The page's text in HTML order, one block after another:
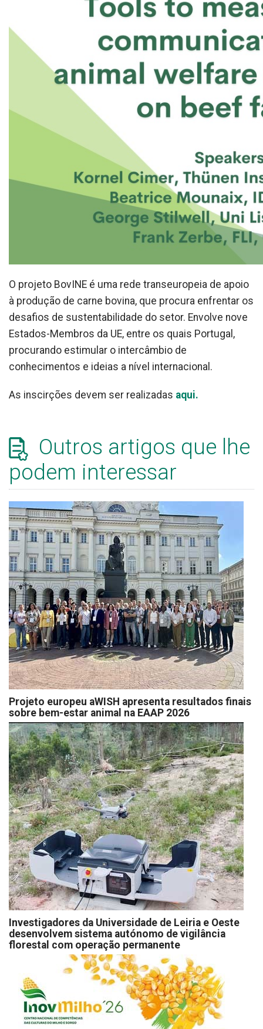
O projeto BovINE é uma rede transeuropeia de apoio
à produção de carne bovina, que procura enfrentar os
desafios de sustentabilidade do setor. Envolve nove
Estados-Membros da UE, entre os quais Portugal,
procurando estimular o intercâmbio de
conhecimentos e ideias a nível internacional.
As inscirções devem ser realizadas aqui.
Outros artigos que lhe
podem interessar
Projeto europeu aWISH apresenta resultados finais
sobre bem-estar animal na EAAP 2026
Investigadores da Universidade de Leiria e Oeste
desenvolvem sistema autónomo de vigilância
florestal com operação permanente